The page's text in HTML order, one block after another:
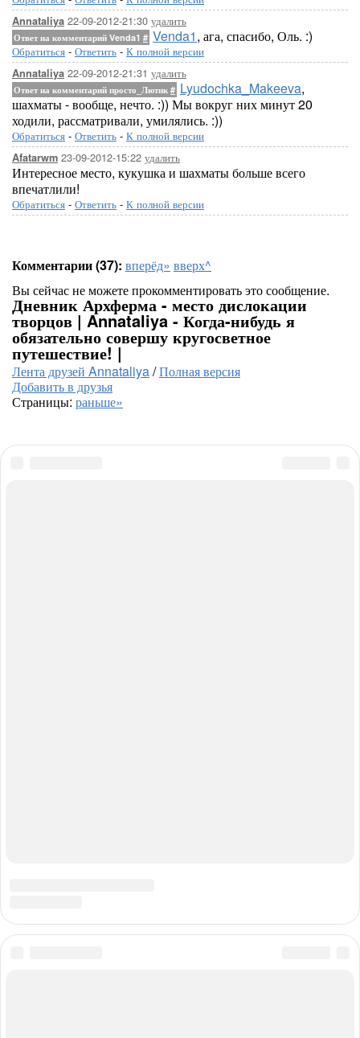
Annataliya 22-09-2012-21:30 удалить
Ответ на комментарий Venda1 # Venda1, ага, спасибо, Оль. :)
Обратиться - Ответить - К полной версии
Annataliya 22-09-2012-21:31 удалить
Ответ на комментарий просто_Лютик # Lyudochka_Makeeva,
шахматы - вообще, нечто. :)) Мы вокруг них минут 20
ходили, рассматривали, умилялись. :))
Обратиться - Ответить - К полной версии
Afatarwm 23-09-2012-15:22 удалить
Интересное место, кукушка и шахматы больше всего
впечатлили!
Обратиться - Ответить - К полной версии
Комментарии (37): вперёд» вверх^
Вы сейчас не можете прокомментировать это сообщение.
Дневник Архферма - место дислокации
творцов | Annataliya - Когда-нибудь я
обязательно совершу кругосветное
путешествие! |
Лента друзей Annataliya/Полная версия
Добавить в друзья
Страницы: раньше»